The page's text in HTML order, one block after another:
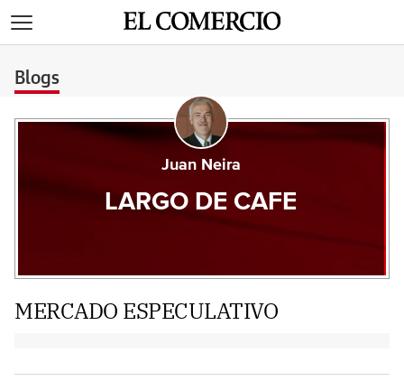
Blogs
Juan Neira
LARGO DE CAFE
MERCADO ESPECULATIVO